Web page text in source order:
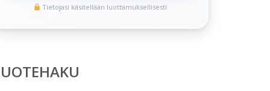
Tietojasi käsitellään luottamuksellisesti